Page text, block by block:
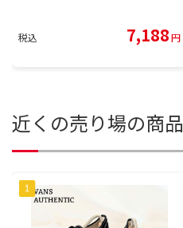
税込 7,188円
近くの売り場の商品